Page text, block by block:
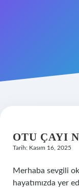
Hakkımızda
OTU ÇAYI
Tarih: Kasım 16, 2025
Merhaba sevgili
hayatımızda yer